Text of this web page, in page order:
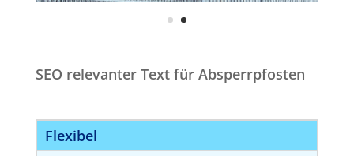
SEO relevanter Text für Absperrpfosten
Flexibel